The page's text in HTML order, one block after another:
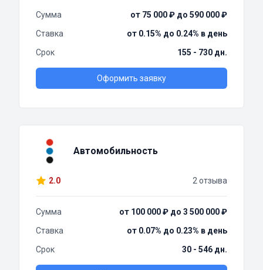
Сумма
от 75 000 ₽ до 590 000 ₽
Ставка
от 0.15% до 0.24% в день
Срок
155 - 730 дн.
Оформить заявку
Автомобильность
2.0 2 отзыва
Сумма
от 100 000 ₽ до 3 500 000 ₽
Ставка
от 0.07% до 0.23% в день
Срок
30 - 546 дн.